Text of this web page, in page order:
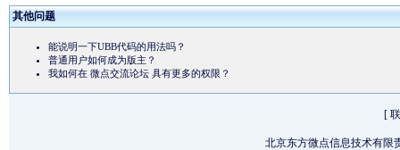
其他问题
能说明一下UBB代码的用法吗？
普通用户如何成为版主？
我如何在 微点交流论坛 具有更多的权限？
[
北京东方微点信息技术有限